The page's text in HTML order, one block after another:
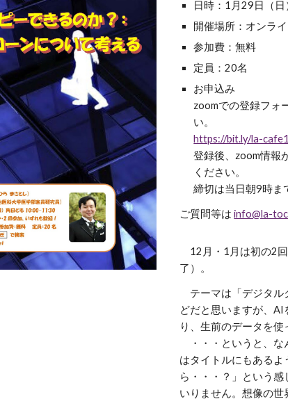
日時：1月29日（ 日
開催場所：オンラ
参加費：無料
定員：20名
お申込み
zoomでの登録フォ
い。
https://bit.ly/la-
登録後、zoom情報
ください。
締切は当日朝9時ま
ご質問等はinfo@la-
12月・1月は初の2
了）。
テーマは「デジタル
どだと思いますが、
り、生前のデータを使
・・・というと、な
はタイトルにもある
ら・・・？」という
いりません。想像の世